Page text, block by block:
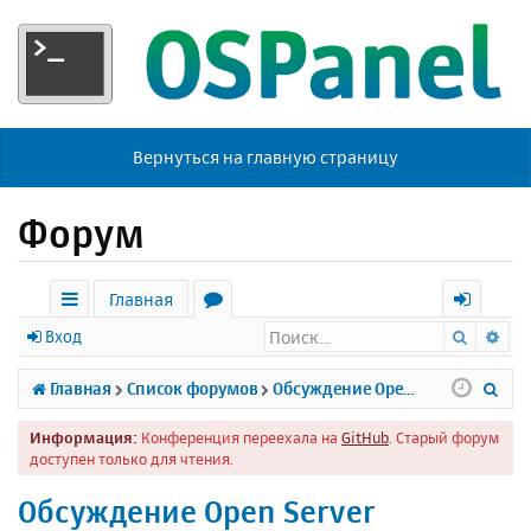
Вернуться на главную страницу
Форум
с
ы
л
к
Главная
р
у
м
х
о
д
Вход Поиск
Главная Список форумов
Информация: Конференция переехала на GitHub . Старый форум
доступен только для чтения.
Обсуждение Open Server